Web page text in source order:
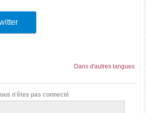
Dans d'autres langues
n'êtes pas connecté